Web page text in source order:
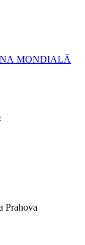
MONDIALĂ
Prahova